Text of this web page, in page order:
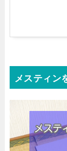
メスティン